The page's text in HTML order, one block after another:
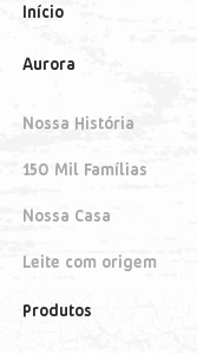
Início
Aurora
Nossa História
150 Mil Famílias
Nossa Casa
Leite com origem
Produtos